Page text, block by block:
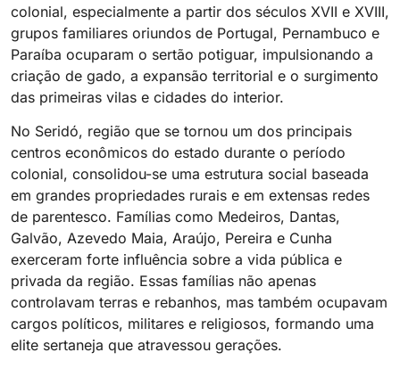
colonial, especialmente a partir dos séculos XVII e XVIII,
grupos familiares oriundos de Portugal, Pernambuco e
Paraíba ocuparam o sertão potiguar, impulsionando a
criação de gado, a expansão territorial e o surgimento
das primeiras vilas e cidades do interior.
No Seridó, região que se tornou um dos principais
centros econômicos do estado durante o período
colonial, consolidou-se uma estrutura social baseada
em grandes propriedades rurais e em extensas redes
de parentesco. Famílias como Medeiros, Dantas,
Galvão, Azevedo Maia, Araújo, Pereira e Cunha
exerceram forte influência sobre a vida pública e
privada da região. Essas famílias não apenas
controlavam terras e rebanhos, mas também ocupavam
cargos políticos, militares e religiosos, formando uma
elite sertaneja que atravessou gerações.